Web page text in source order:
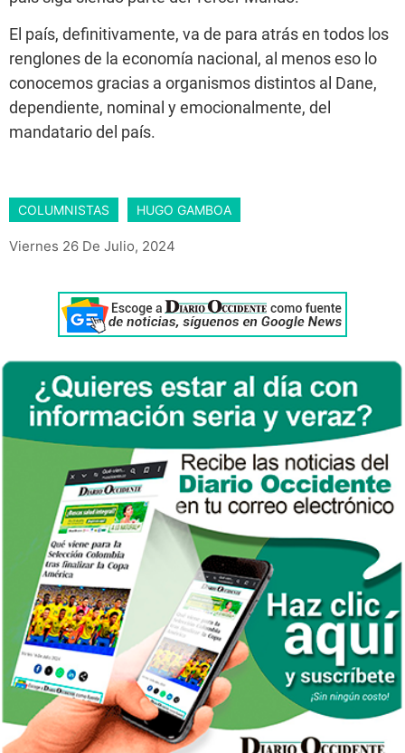
El país, definitivamente, va de para atrás en todos los
renglones de la economía nacional, al menos eso lo
conocemos gracias a organismos distintos al Dane,
dependiente, nominal y emocionalmente, del
mandatario del país.
COLUMNISTAS HUGO GAMBOA
Viernes 26 De Julio, 2024